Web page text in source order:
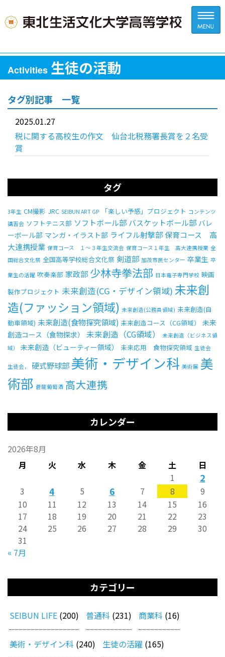
受験生の方へ 中学校の先生方へ
保護者の方へ
アクセス お問い合わせ
教員採用情報(PDF) 各種証明書
寄付金のお願い
Activities 生徒の活動
タグ別記事 一覧
2025.01.27
税に関する高校生の作文 仙台北税務署長賞を２名受
賞
タグ
3年生 CM撮影 JRC SEIBUN ART GP 「楽しい予感」プロジェクト コンテンツ
講習会 ソフトテニス部 ソフトボール部 バスケットボール部 バレ
ーボール部 マンガ・イラスト部 ライフル射撃部保育コース 高
大連携授業 保育コース １～３年生交流会 保育コース１年生 高大連携授業 全
国総合文化祭 全国高等学校総合文化祭 剣道部 加茂市民センター 卒業生 卒
業生の活躍 吹奏楽部 家政部 少林寺拳法部 日本電子専門学校 映画
製作プロジェクト 未来創造(CG・デザイン領域) 未来創
造(ファッション領域) 未来創造(公務員領域) 未来創造(自
動車領域) 未来創造(食物探究領域) 未来創造コース（CG領域）
未来
創造コース（食物探求）
未来創造（CG領域）
未来創造（ビジネス領
域）
未来創造（ビューティー領域） 未来応用 食物探究領域 生徒会
生徒会， 硬式野球部 美術・デザイン科 美術展 美
術部 蒼龍葡萄酒 高大連携
カレンダー
2026年8月
月
火 水 木 金 土 日
« 7月
1 2
3 4 5 6 7 8
9
10
11 12 13 14 15
16
17
18 19 20 21 22
23
24
25 26 27 28 29
30
31
カテゴリー
SEIBUN LIFE (200) 普通科 (231) 商業科 (16)
美術・デザイン科 (240) 生徒の活躍 (165)